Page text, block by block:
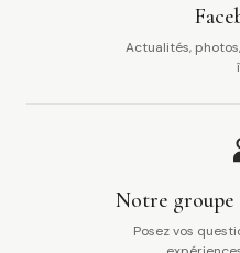
Actualités,
Notre groupe
Posez vos